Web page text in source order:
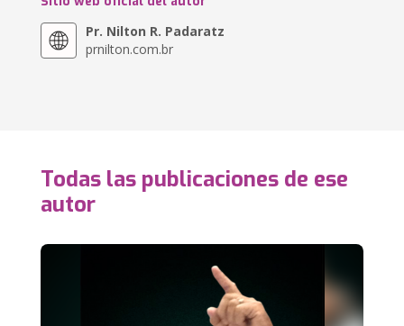
Pr. Nilton R. Padaratz
prnilton.com.br
Todas las publicaciones de ese
autor